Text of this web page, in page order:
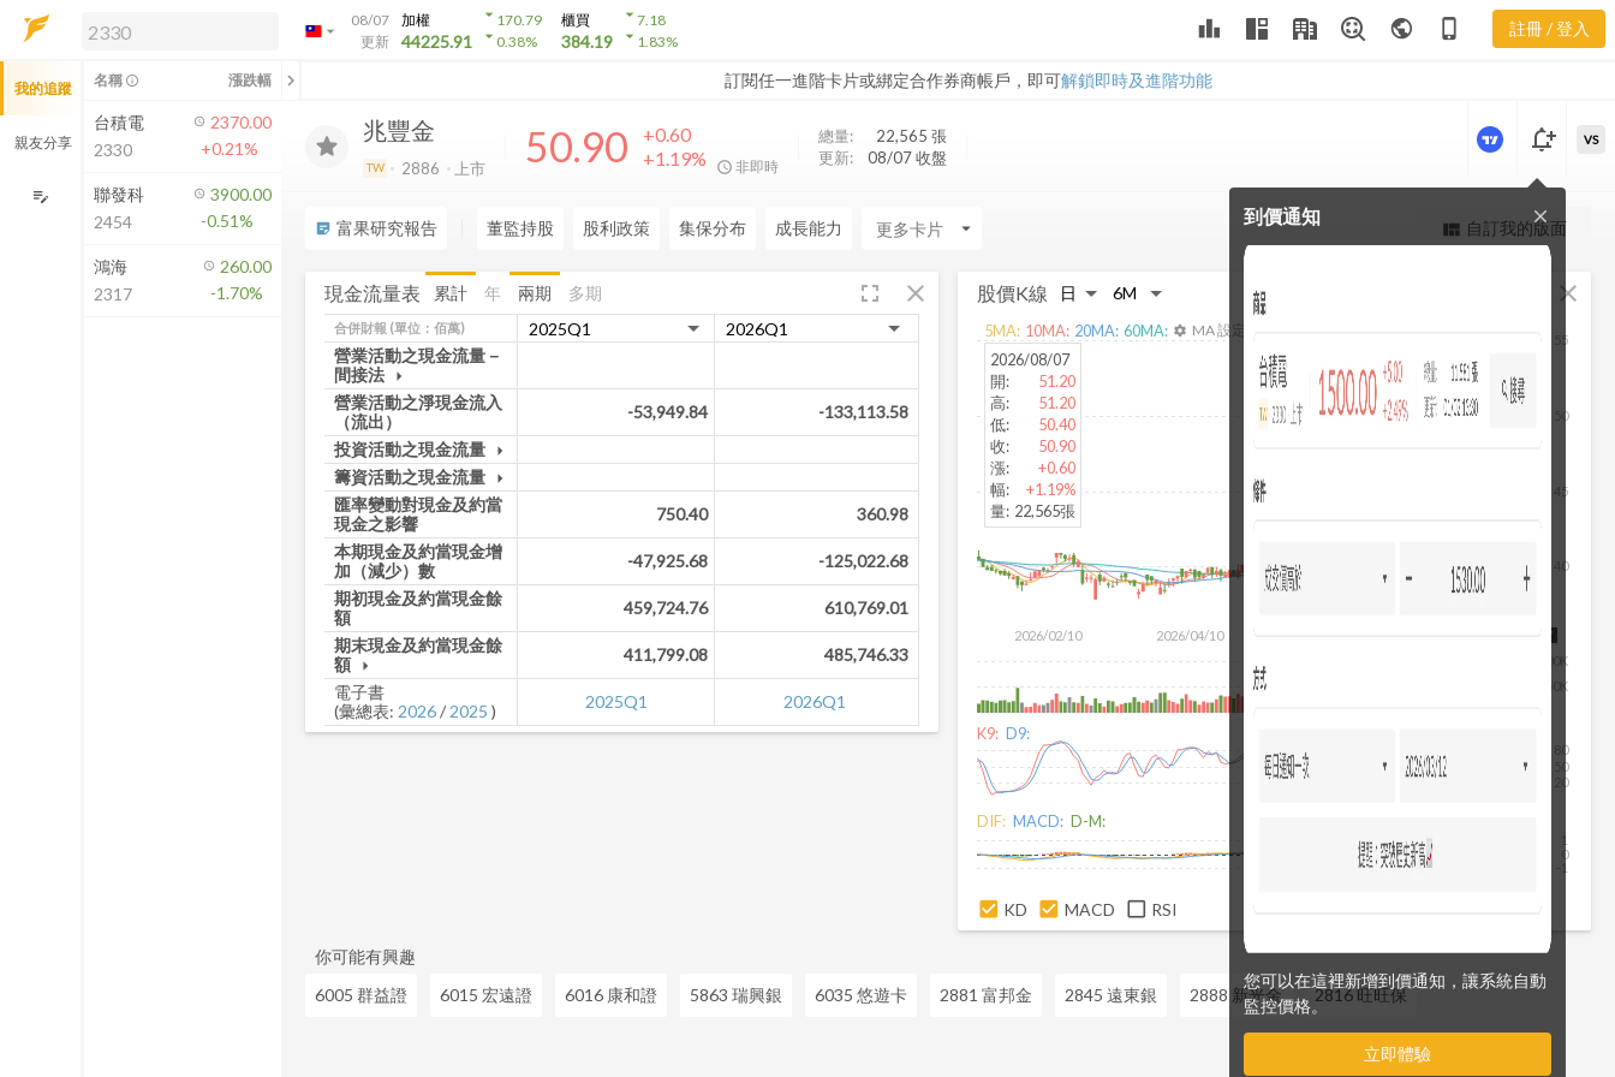
arrow_drop_down
08/07
更新
加權
44225.91
arrow_drop_down170.79
arrow_drop_down0.38%
櫃買
384.19
arrow_drop_down7.18
arrow_drop_down1.83% leaderboard public phone_iphone 註冊 / 登入
訂閱任一進階卡片或綁定合作券商帳戶，即可解鎖即時及進階功能
解鎖即時行情及進階功能
方案」，即可解鎖以下功能：
即時行情
即時市況與排行
成交金額熱力圖
前往方案訂閱
如何綁定合作券商
量表
兆豐金
TW 2886 上市 50.90
+0.60
+1.19%
非即時
總量: 22,565 張
更新:
08/07 收盤
更強大的進階價量圖表
notification_add
到價通知
您可以在這裡新增到價通知，讓系統自動
監控價格。
立即體驗
close
VS
sticky_note_2 富果研究報告 董監持股 股利政策 集保分布 成長能力 arrow_drop_down view_quilt 自訂我的版面
現金流量表 fullscreen close
累計 年 兩期 多期
合併財報 (單位：佰萬)
營業活動之現金流量－
間接法 arrow_drop_down
營業活動之淨現金流入
（流出）
-53,949.84
-133,113.58
投資活動之現金流量 arrow_drop_down
籌資活動之現金流量 arrow_drop_down
匯率變動對現金及約當
現金之影響
750.40
360.98
本期現金及約當現金增
加（減少）數
-47,925.68
-125,022.68
期初現金及約當現金餘
額
459,724.76
610,769.01
期末現金及約當現金餘
額 arrow_drop_down
411,799.08
485,746.33
電子書
(彙總表: 2026/ 2025 ) 2025Q1 2026Q1
股價K線 close
2026/02/10 2026/04/10
40
45
50
55
2026/08/07
50K
100K
2026/08/07
開:
51.20
高:
51.20
低:
50.40
收:
50.90
漲:
+0.60
幅:
+1.19%
量: 22,565張
5MA: 10MA: 20MA: 60MA: settings MA 設定
K9: D9:
20
50
80
DIF: MACD: D-M:
0
KD MACD RSI
你可能有興趣
6005 群益證
6015 宏遠證 6016 康和證 5863 瑞興銀 6035 悠遊卡 2881 富邦金 2845 遠東銀 2888 新光金 2816 旺旺保
我的追蹤
親友分享
edit_note
名稱 info_outline 漲跌幅 chevron_left
台積電
2330
2370.00
+0.21%
聯發科
2454
3900.00
-0.51%
鴻海
2317
260.00
-1.70%